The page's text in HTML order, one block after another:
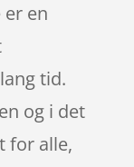
en
tid.
og i det
for alle,